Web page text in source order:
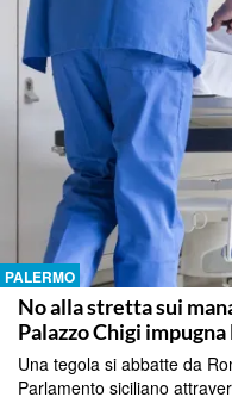
PALERMO
No alla stretta sui
Palazzo Chigi
Una tegola si abbatte da
Parlamento siciliano